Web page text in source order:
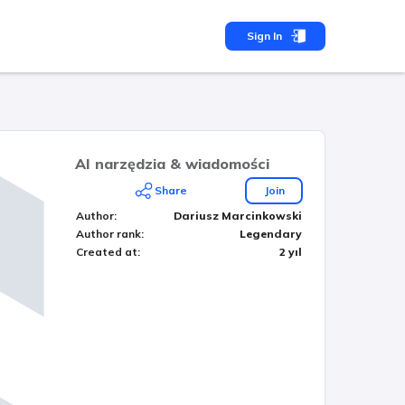
Sign In
AI narzędzia & wiadomości
Share
Join
Author:
Dariusz Marcinkowski
Author rank:
Legendary
Created at: 2 yıl